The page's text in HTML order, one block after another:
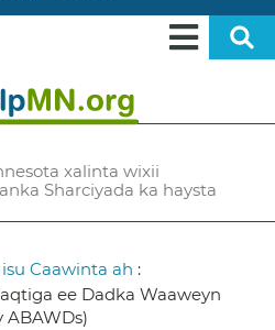
xalinta wixii
Sharciyada ka haysta
Caawinta ah :
ee Dadka Waaweyn
ABAWDs)